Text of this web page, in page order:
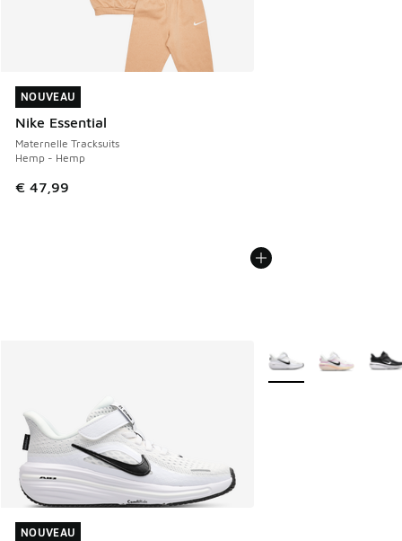
NOUVEAU
Nike Essential
Maternelle Tracksuits
Hemp - Hemp
€ 47,99
NOUVEAU
NOUVEAU
NOUVEAU
Plus de couleurs